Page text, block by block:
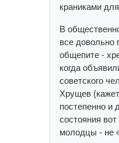
краниками для
В
все довольно
общепите -
когда
советского
Хрущев
постепенно и
состояния
молодцы - не